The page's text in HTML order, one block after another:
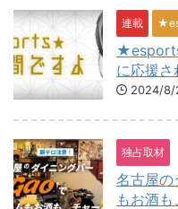
連載
に応援さ
2024/8/
独占取材
名古屋の
もお酒も